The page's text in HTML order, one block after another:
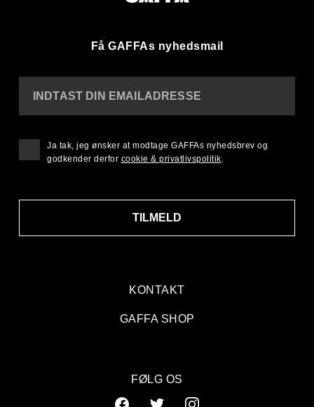
Få GAFFAs nyhedsmail
KONTAKT
GAFFA SHOP
INDTAST DIN EMAILADRESSE
TILMELD
Ja tak, jeg ønsker at modtage GAFFAs nyhedsbrev og
godkender derfor cookie & privatlivspolitik.
FØLG OS